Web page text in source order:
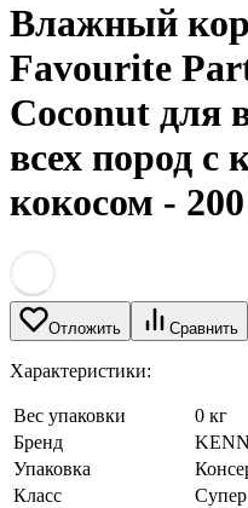
Влажный
Favourite
Coconut для
всех пород с
кокосом -
Отложить Сравнить
Характеристики:
Вес упаковки
0 кг
Бренд
Упаковка
Класс